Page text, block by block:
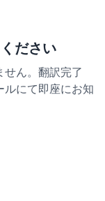
ださい
ん。翻訳完了
にて即座にお知